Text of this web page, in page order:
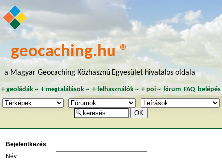
geocaching.hu ®
a Magyar Geocaching Közhasznú Egyesület hivatalos oldala
+ geoládák~ +megtalálások ~ + felhasználók~ + poi~ fórum FAQ belépés
Bejelentkezés
Név: